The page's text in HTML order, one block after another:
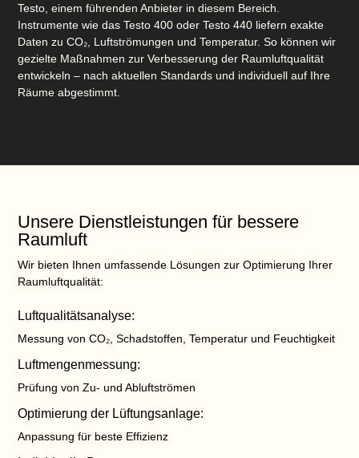
Testo, einem führenden Anbieter in diesem Bereich.
Instrumente wie das Testo 400 oder Testo 440 liefern exakte
Daten zu CO₂, Luftströmungen und Temperatur. So können wir
gezielte Maßnahmen zur Verbesserung der Raumluftqualität
entwickeln – nach aktuellen Standards und individuell auf Ihre
Räume abgestimmt.
Unsere Dienstleistungen für bessere
Raumluft
Wir bieten Ihnen umfassende Lösungen zur Optimierung Ihrer
Raumluftqualität:
Luftqualitätsanalyse:
Messung von CO₂, Schadstoffen, Temperatur und Feuchtigkeit
Luftmengenmessung:
Prüfung von Zu- und Abluftströmen
Optimierung der Lüftungsanlage:
Anpassung für beste Effizienz